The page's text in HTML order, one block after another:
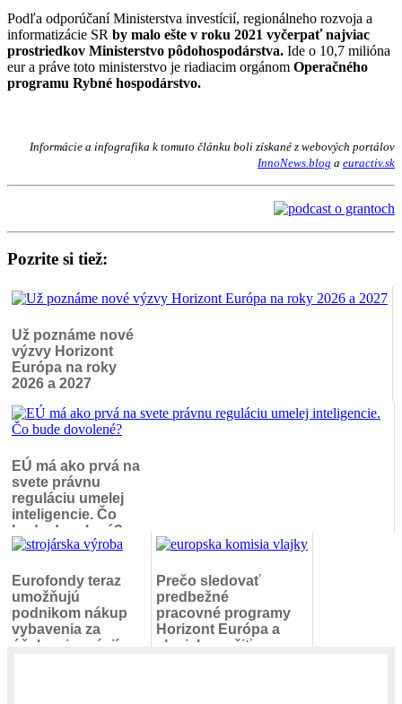
Podľa odporúčaní Ministerstva investícií, regionálneho rozvoja a
informatizácie SR by malo ešte v roku 2021 vyčerpať najviac
prostriedkov Ministerstvo pôdohospodárstva. Ide o 10,7 milióna
eur a práve toto ministerstvo je riadiacim orgánom Operačného
programu Rybné hospodárstvo.
Informácie a infografika k tomuto článku boli získané z webových portálov
InnoNews.blog a euractiv.sk
Pozrite si tiež:
Už poznáme nové
výzvy Horizont
Európa na roky
2026 a 2027
EÚ má ako prvá na
svete právnu
reguláciu umelej
inteligencie. Čo
bude dovolené?
Eurofondy teraz
umožňujú
podnikom nákup
vybavenia za
účelom inovácií
Prečo sledovať
predbežné
pracovné programy
Horizont Európa a
ako ich využiť vo